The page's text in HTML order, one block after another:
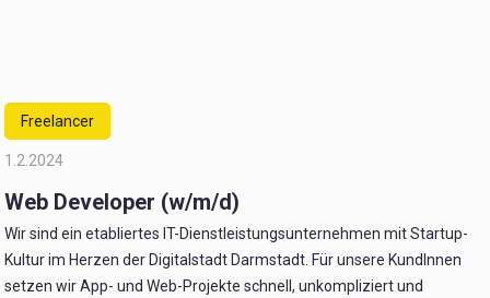
Freelancer
1.2.2024
Web Developer (w/m/d)
Wir sind ein etabliertes IT-Dienstleistungs­unternehmen mit Startup-
Kultur im Herzen der Digitalstadt Darmstadt. Für unsere KundInnen
setzen wir App- und Web-Projekte schnell, unkompliziert und